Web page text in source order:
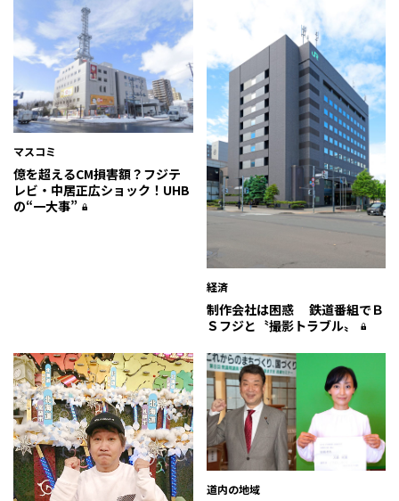
マスコミ
億を超えるCM損害額？フジテ
レビ・中居正広ショック！UHB
の“一大事”
経済
制作会社は困惑 鉄道番組でＢ
Ｓフジと〝撮影トラブル〟
道内の地域